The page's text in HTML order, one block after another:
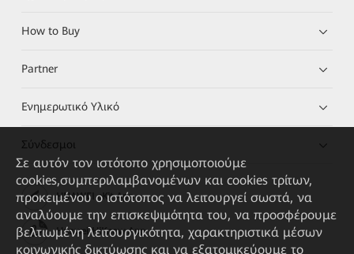
How to Buy
Partner
Ενημερωτικό Υλικό
Σύνδεσμοι
HUAWEI eKit App
Huawei HiKnow App
Σε αυτόν τον ιστότοπο χρησιμοποιούμε
cookies,συμπεριλαμβανομένων και cookies τρίτων,
προκειμένου ο ιστότοπος να λειτουργεί σωστά, να
αναλύουμε την επισκεψιμότητα του, να προσφέρουμε
βελτιωμένη λειτουργικότητα, χαρακτηριστικά μέσων
κοινωνικής δικτύωσης και να εξατομικεύουμε το